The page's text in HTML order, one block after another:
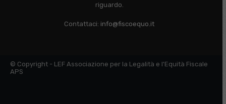
riguardo.
Contattaci: info@fiscoequo.it
© Copyright - LEF Associazione per la Legalità e l'Equità Fiscale
APS